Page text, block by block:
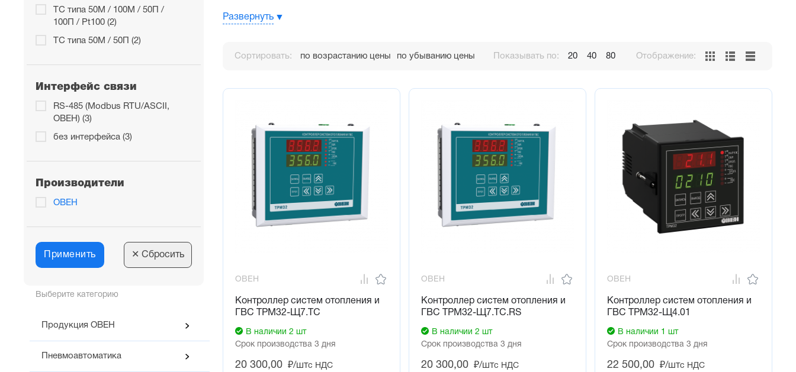
Выберите категорию
Продукция ОВЕН
Пневмоавтоматика
ТС типа 50М / 100М / 50П /
100П / Pt100 (2)
ТС типа 50М / 50П (2)
Интерфейс связи
RS-485 (Modbus RTU/ASCII,
ОВЕН) (3)
без интерфейса (3)
Производители
ОВЕН
Применить ✕ Сбросить
Не требуется программирование и создание документации. Настройка с лицевой панели или через ПК. Не требуется
График отопления
Поддержание температуры в контуре отопления по заданному пользователем графику, в зависимости от температуры на улице
Диспетчеризация
Развернуть
Сортировать: по возрастанию цены по убыванию цены Показывать по: 20 40 80 Отображение:
ОВЕН
Контроллер систем отопления и
ГВС ТРМ32-Щ7.ТС
В наличии 2 шт
Срок производства 3 дня
20 300,00 ₽/штс НДС
ОВЕН
Контроллер систем отопления и
ГВС ТРМ32-Щ7.ТС.RS
В наличии 2 шт
Срок производства 3 дня
20 300,00 ₽/штс НДС
ОВЕН
Контроллер систем отопления и
ГВС ТРМ32-Щ4.01
В наличии 1 шт
Срок производства 3 дня
22 500,00 ₽/штс НДС